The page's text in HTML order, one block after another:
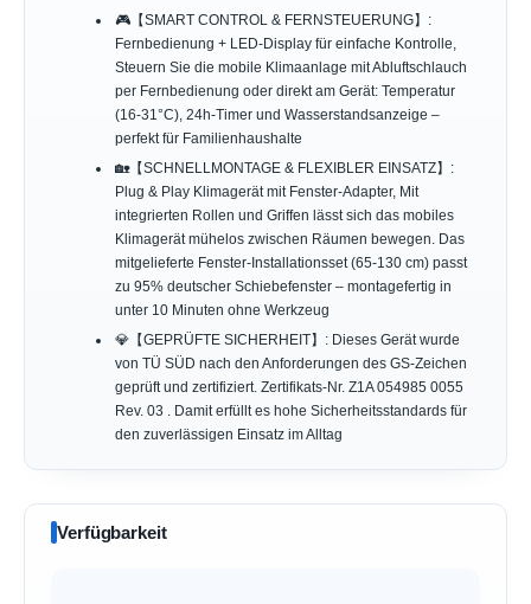
🎮【SMART CONTROL & FERNSTEUERUNG】:
Fernbedienung + LED-Display für einfache Kontrolle,
Steuern Sie die mobile Klimaanlage mit Abluftschlauch
per Fernbedienung oder direkt am Gerät: Temperatur
(16-31°C), 24h-Timer und Wasserstandsanzeige –
perfekt für Familienhaushalte
🏡【SCHNELLMONTAGE & FLEXIBLER EINSATZ】:
Plug & Play Klimagerät mit Fenster-Adapter, Mit
integrierten Rollen und Griffen lässt sich das mobiles
Klimagerät mühelos zwischen Räumen bewegen. Das
mitgelieferte Fenster-Installationsset (65-130 cm) passt
zu 95% deutscher Schiebefenster – montagefertig in
unter 10 Minuten ohne Werkzeug
💎【GEPRÜFTE SICHERHEIT】: Dieses Gerät wurde
von TÜ SÜD nach den Anforderungen des GS-Zeichen
geprüft und zertifiziert. Zertifikats-Nr. Z1A 054985 0055
Rev. 03 . Damit erfüllt es hohe Sicherheitsstandards für
den zuverlässigen Einsatz im Alltag
Verfügbarkeit